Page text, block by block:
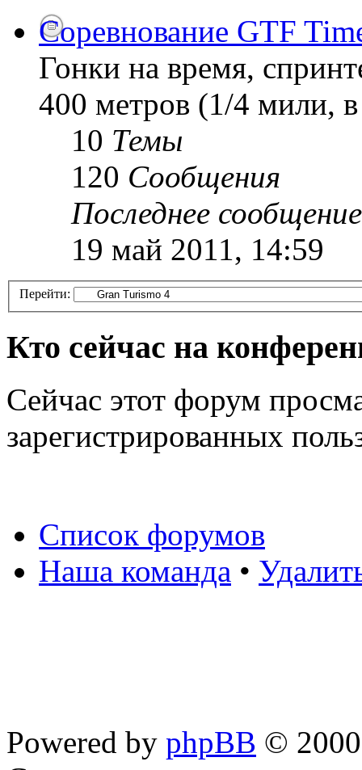
Соревнование GTF
Гонки на время,
400 метров (1/4 мили,
10 Темы
120 Сообщения
Последнее сообщение
19 май 2011, 14:59
Перейти:
Кто сейчас на
Сейчас этот форум
зарегистрированных
Список форумов
Наша команда •
Powered by phpBB ©